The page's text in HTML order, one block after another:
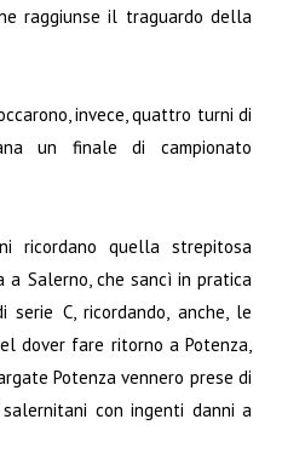
raggiunse il traguardo della
invece, quattro turni di
un finale di campionato
ricordano quella strepitosa
Salerno, che sancì in pratica
C, ricordando, anche, le
dover fare ritorno a Potenza,
Potenza vennero prese di
con ingenti danni a